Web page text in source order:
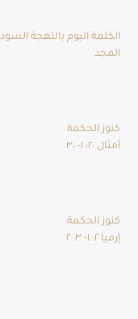
الكلمة اليوم باللهجة
المجد
كنوز الحكمة
أمثال ٢٠: ١- ٣٠
كنوز الحكمة
إرميا ٢: ١- ٣: ٢